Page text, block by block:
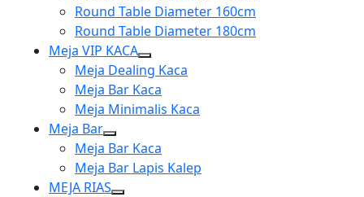
sub
menu
Round Table Diameter 160cm
Round Table Diameter 180cm
Meja VIP KACA
Show
sub
menu
Meja Dealing Kaca
Meja Bar Kaca
Meja Minimalis Kaca
Meja Bar
Show
sub
menu
Meja Bar Kaca
Meja Bar Lapis Kalep
MEJA RIAS